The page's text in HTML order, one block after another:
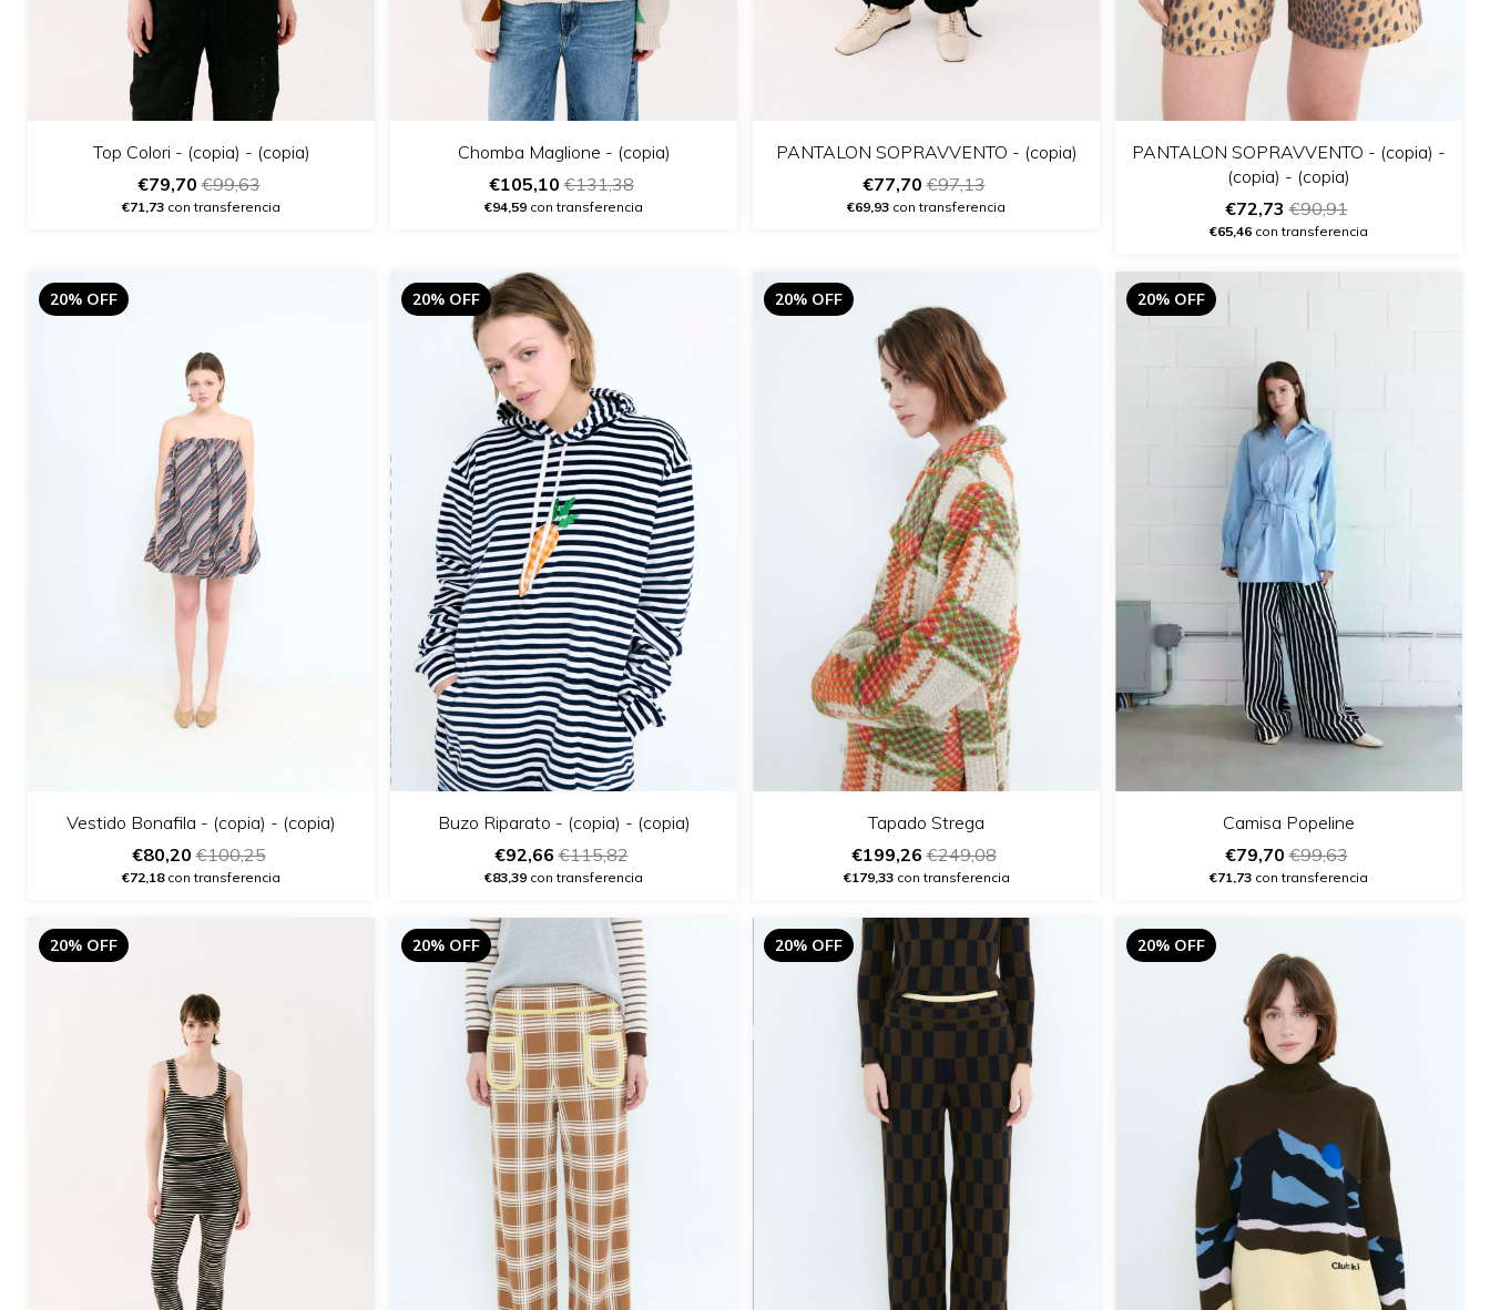
Top Colori - (copia) - (copia)
€79,70€99,63
€71,73 con transferencia
Chomba Maglione - (copia)
€105,10€131,38
€94,59 con transferencia
PANTALON SOPRAVVENTO - (copia)
€77,70€97,13
€69,93 con transferencia
PANTALON SOPRAVVENTO - (copia) -
(copia) - (copia)
€72,73€90,91
€65,46 con transferencia
20% OFF
Vestido Bonafila - (copia) - (copia)
€80,20€100,25
€72,18con transferencia
20% OFF
Buzo Riparato - (copia) - (copia)
€92,66€115,82
€83,39 con transferencia
20% OFF
Tapado Strega
€199,26€249,08
€179,33con transferencia
20% OFF
Camisa Popeline
€79,70€99,63
€71,73 con transferencia
20% OFF 20% OFF 20% OFF 20% OFF